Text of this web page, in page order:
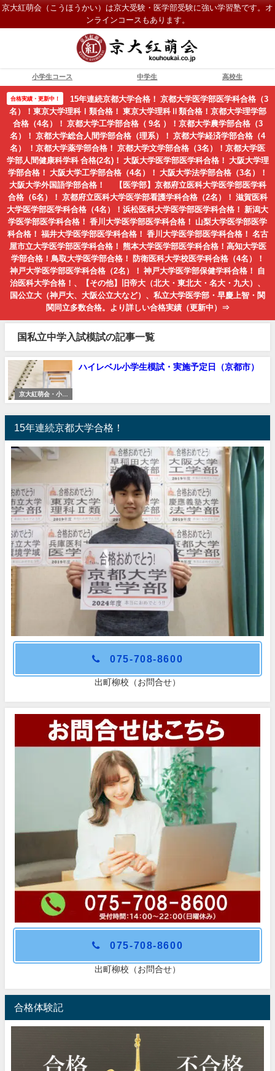
京大紅萌会（こうほうかい）は京大受験・医学部受験に強い学習塾です。オ
ンラインコースもあります。
小学生コース 中学生 高校生
合格実績・更新中！
15年連続京都大学合格！ 京都大学医学部医学科合格（3
名）！東京大学理科Ⅰ類合格！ 東京大学理科Ⅱ類合格！京都大学理学部
合格（4名）！ 京都大学工学部合格（ 9名 ）！京都大学農学部合格（3
名）！ 京都大学総合人間学部合格（理系）！ 京都大学経済学部合格（4
名） ！京都大学薬学部合格！ 京都大学文学部合格（3名）！京都大学医
学部人間健康科学科 合格(2名)！ 大阪大学医学部医学科合格！ 大阪大学理
学部合格！ 大阪大学工学部合格（4名）！ 大阪大学法学部合格（3名）！
大阪大学外国語学部合格！ 【医学部】京都府立医科大学医学部医学科
合格（6名）！ 京都府立医科大学医学部看護学科合格（2名）！ 滋賀医科
大学医学部医学科合格（4名）！浜松医科大学医学部医学科合格！ 新潟大
学医学部医学科合格！ 香川大学医学部医学科合格！ 山梨大学医学部医学
科合格！ 福井大学医学部医学科合格！ 香川大学医学部医学科合格！ 名古
屋市立大学医学部医学科合格！ 熊本大学医学部医学科合格！高知大学医
学部合格！鳥取大学医学部合格！ 防衛医科大学校医学科合格（4名）！
神戸大学医学部医学科合格（2名）！ 神戸大学医学部保健学科合格！ 自
治医科大学合格！、【その他】旧帝大（北大・東北大・名大・九大）、
国公立大（神戸大、大阪公立大など）、私立大学医学部・早慶上智・関
関同立多数合格。より詳しい合格実績（更新中）⇒
国私立中学入試模試の記事一覧
京大紅萌会・小学
生向けコース
ハイレベル小学生模試・実施予定日（京都市）
15年連続京都大学合格！
075-708-8600
出町柳校（お問合せ）
075-708-8600
出町柳校（お問合せ）
合格体験記